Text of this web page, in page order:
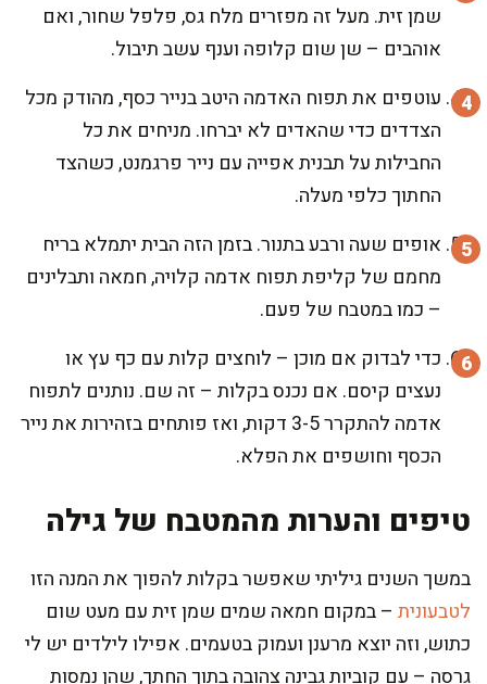
שמן זית. מעל זה מפזרים מלח גס, פלפל שחור, ואם
אוהבים – שן שום קלופה וענף עשב תיבול.
עוטפים את תפוח האדמה היטב בנייר כסף, מהודק מכל
הצדדים כדי שהאדים לא יברחו. מניחים את כל
החבילות על תבנית אפייה עם נייר פרגמנט, כשהצד
החתוך כלפי מעלה.
אופים שעה ורבע בתנור. בזמן הזה הבית יתמלא בריח
מחמם של קליפת תפוח אדמה קלויה, חמאה ותבלינים
– כמו במטבח של פעם.
כדי לבדוק אם מוכן – לוחצים קלות עם כף עץ או
נעצים קיסם. אם נכנס בקלות – זה שם. נותנים לתפוח
אדמה להתקרר 3-5 דקות, ואז פותחים בזהירות את נייר
הכסף וחושפים את הפלא.
טיפים והערות מהמטבח של גילה
במשך השנים גיליתי שאפשר בקלות להפוך את המנה הזו
לטבעונית – במקום חמאה שמים שמן זית עם מעט שום
כתוש, וזה יוצא מרענן ועמוק בטעמים. אפילו לילדים יש לי
גרסה – עם קוביות גבינה צהובה בתוך החתך, שהן נמסות